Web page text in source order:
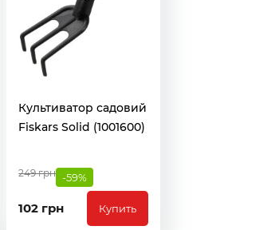
Культиватор садовий
Fiskars Solid (1001600)
249 грн -59%
102 грн Купить